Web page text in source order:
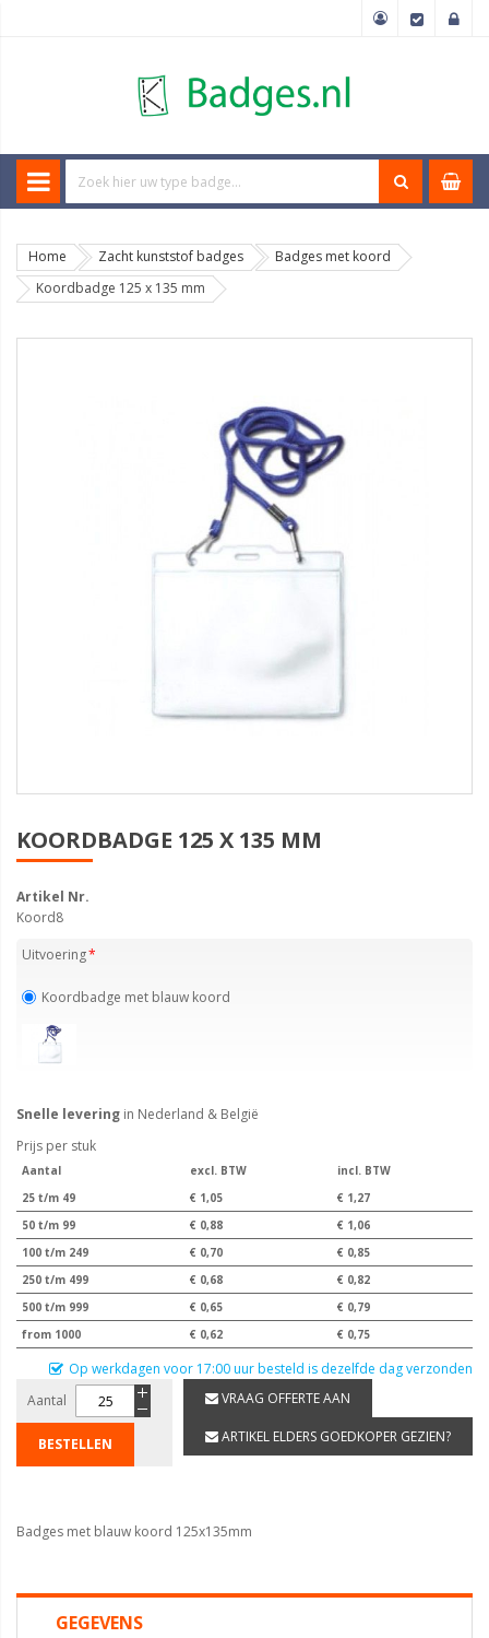
Home Zacht kunststof badges
Badges met koord
Koordbadge 125 x 135 mm
KOORDBADGE 125 X 135 MM
Artikel Nr.
Koord8
Uitvoering
Koordbadge met blauw koord
Snelle levering in Nederland & België
Prijs per stuk
Aantal excl. BTW
incl. BTW
25 t/m 49
€ 1,05
€ 1,27
50 t/m 99
€ 0,88
€ 1,06
100 t/m 249
€ 0,70
€ 0,85
250 t/m 499
€ 0,68
€ 0,82
500 t/m 999
€ 0,65
€ 0,79
from 1000
€ 0,62 € 0,75
Op werkdagen voor 17:00 uur besteld is dezelfde dag verzonden
Aantal
BESTELLEN
VRAAG OFFERTE AAN
ARTIKEL ELDERS GOEDKOPER GEZIEN?
Badges met blauw koord 125x135mm
GEGEVENS